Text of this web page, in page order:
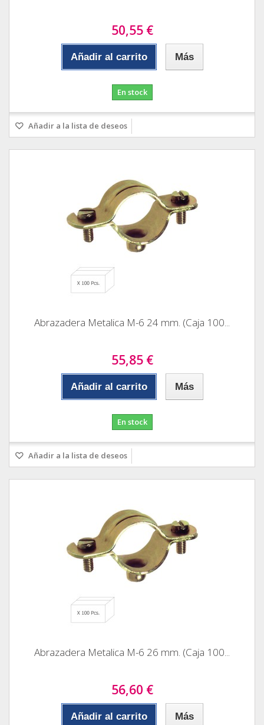
50,55 €
Añadir al carrito Más
En stock
Añadir a la lista de deseos
Abrazadera Metalica M-6 24 mm. (Caja 100...
55,85 €
Añadir al carrito Más
En stock
Añadir a la lista de deseos
Abrazadera Metalica M-6 26 mm. (Caja 100...
56,60 €
Añadir al carrito Más